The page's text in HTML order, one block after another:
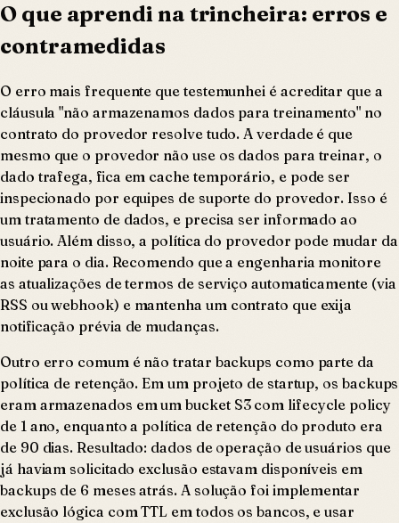
O que aprendi na trincheira: erros e
contramedidas
O erro mais frequente que testemunhei é acreditar que a
cláusula "não armazenamos dados para treinamento" no
contrato do provedor resolve tudo. A verdade é que
mesmo que o provedor não use os dados para treinar, o
dado trafega, fica em cache temporário, e pode ser
inspecionado por equipes de suporte do provedor. Isso é
um tratamento de dados, e precisa ser informado ao
usuário. Além disso, a política do provedor pode mudar da
noite para o dia. Recomendo que a engenharia monitore
as atualizações de termos de serviço automaticamente (via
RSS ou webhook) e mantenha um contrato que exija
notificação prévia de mudanças.
Outro erro comum é não tratar backups como parte da
política de retenção. Em um projeto de startup, os backups
eram armazenados em um bucket S3 com lifecycle policy
de 1 ano, enquanto a política de retenção do produto era
de 90 dias. Resultado: dados de operação de usuários que
já haviam solicitado exclusão estavam disponíveis em
backups de 6 meses atrás. A solução foi implementar
exclusão lógica com TTL em todos os bancos, e usar